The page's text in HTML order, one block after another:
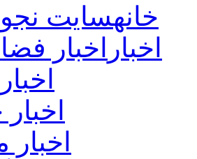
خانهسایت
اخبار اخبار